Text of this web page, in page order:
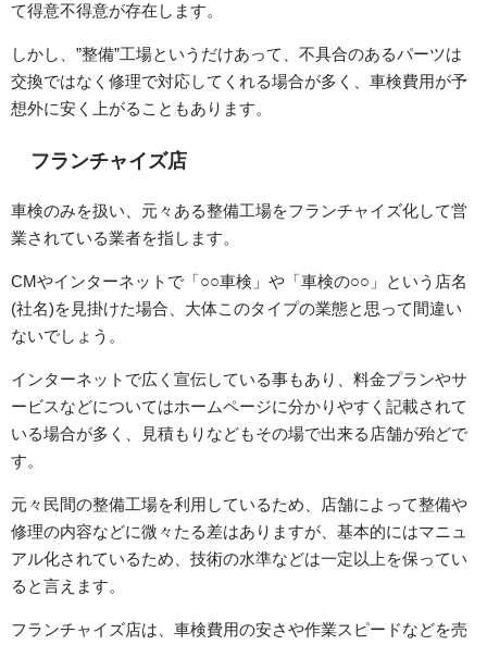
て得意不得意が存在します。
しかし、”整備”工場というだけあって、不具合のあるパーツは
交換ではなく修理で対応してくれる場合が多く、車検費用が予
想外に安く上がることもあります。
フランチャイズ店
車検のみを扱い、元々ある整備工場をフランチャイズ化して営
業されている業者を指します。
CMやインターネットで「○○車検」や「車検の○○」という店名
(社名)を見掛けた場合、大体このタイプの業態と思って間違い
ないでしょう。
インターネットで広く宣伝している事もあり、料金プランやサ
ービスなどについてはホームページに分かりやすく記載されて
いる場合が多く、見積もりなどもその場で出来る店舗が殆どで
す。
元々民間の整備工場を利用しているため、店舗によって整備や
修理の内容などに微々たる差はありますが、基本的にはマニュ
アル化されているため、技術の水準などは一定以上を保ってい
ると言えます。
フランチャイズ店は、車検費用の安さや作業スピードなどを売